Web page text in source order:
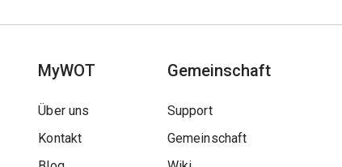
MyWOT
Über uns
Kontakt
Gemeinschaft
Support
Gemeinschaft